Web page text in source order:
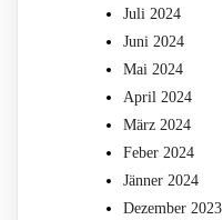
Juli 2024
Juni 2024
Mai 2024
April 2024
März 2024
Feber 2024
Jänner 2024
Dezember 2023